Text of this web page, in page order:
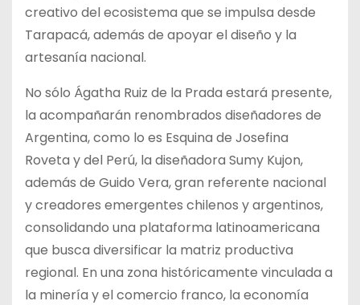
creativo del ecosistema que se impulsa desde
Tarapacá, además de apoyar el diseño y la
artesanía nacional.
No sólo Ágatha Ruiz de la Prada estará presente,
la acompañarán renombrados diseñadores de
Argentina, como lo es Esquina de Josefina
Roveta y del Perú, la diseñadora Sumy Kujon,
además de Guido Vera, gran referente nacional
y creadores emergentes chilenos y argentinos,
consolidando una plataforma latinoamericana
que busca diversificar la matriz productiva
regional. En una zona históricamente vinculada a
la minería y el comercio franco, la economía